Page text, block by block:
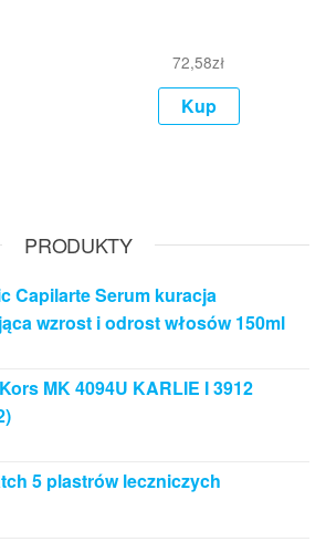
72,58zł
Kup
PRODUKTY
Capilarte Serum kuracja
wzrost i odrost włosów 150ml
MK 4094U KARLIE I 3912
5 plastrów leczniczych